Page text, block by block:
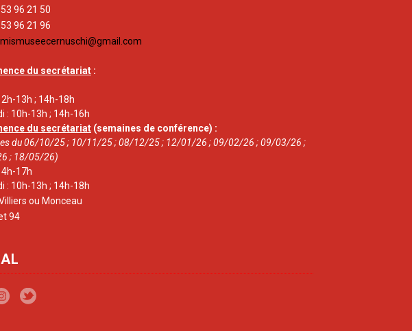
96 21 50
53 96 21 96
du secrétariat :
13h ; 14h-18h
: 10h-13h ; 14h-16h
du secrétariat (semaines de conférence) :
du 06/10/25 ; 10/11/25 ; 08/12/25 ; 12/01/26 ; 09/02/26 ; 09/03/26 ;
; 18/05/26)
17h
: 10h-13h ; 14h-18h
ou Monceau
94